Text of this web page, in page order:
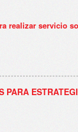
realizar servicio
PARA